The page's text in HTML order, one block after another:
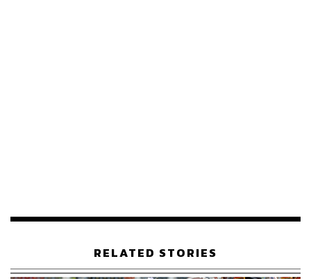
ใช้ผู้ถือหุ้นนอมินีเหล่านี้เข้าซื้อสวนมะพร้าวด้วย
พูนพงษ์ นัยนาภากรณ์ อธิบดีกรมพัฒนาธุรกิจการค้า
กระทรวงพาณิชย์ ระบุกับ Nikkei Asia ว่า การใช้คนไทยเป็น
RELATED STORIES